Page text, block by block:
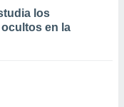
los
en la